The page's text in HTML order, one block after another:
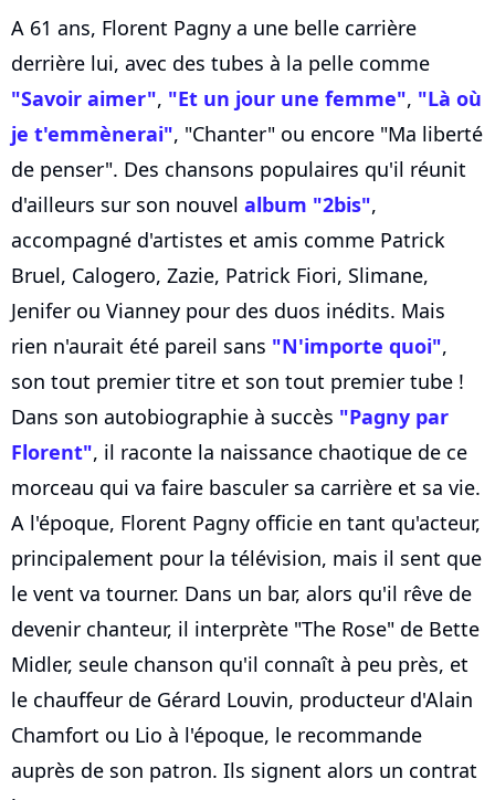
A 61 ans, Florent Pagny a une belle carrière
derrière lui, avec des tubes à la pelle comme
"Savoir aimer", "Et un jour une femme", "Là où
je t'emmènerai", "Chanter" ou encore "Ma liberté
de penser". Des chansons populaires qu'il réunit
d'ailleurs sur son nouvel album "2bis",
accompagné d'artistes et amis comme Patrick
Bruel, Calogero, Zazie, Patrick Fiori, Slimane,
Jenifer ou Vianney pour des duos inédits. Mais
rien n'aurait été pareil sans "N'importe quoi",
son tout premier titre et son tout premier tube !
Dans son autobiographie à succès "Pagny par
Florent", il raconte la naissance chaotique de ce
morceau qui va faire basculer sa carrière et sa vie.
A l'époque, Florent Pagny officie en tant qu'acteur,
principalement pour la télévision, mais il sent que
le vent va tourner. Dans un bar, alors qu'il rêve de
devenir chanteur, il interprète "The Rose" de Bette
Midler, seule chanson qu'il connaît à peu près, et
le chauffeur de Gérard Louvin, producteur d'Alain
Chamfort ou Lio à l'époque, le recommande
auprès de son patron. Ils signent alors un contrat